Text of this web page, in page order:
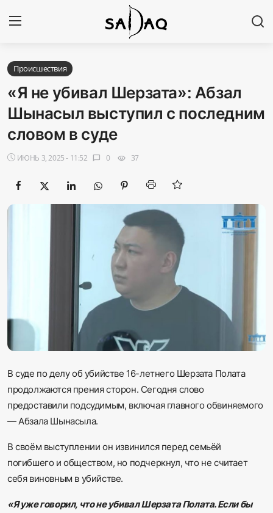
Авторизоваться
Наши контакты
Новости
Политика
Sadaq TV
Мир
Происшествия
«Я не убивал Шерзата»: Абзал
Шынасыл выступил с последним
словом в суде
ИЮНЬ 3, 2025 - 11:52 chat_bubble 0 visibility 37
В суде по делу об убийстве 16-летнего Шерзата Полата
продолжаются прения сторон. Сегодня слово
предоставили подсудимым, включая главного обвиняемого
— Абзала Шынасыла.
В своём выступлении он извинился перед семьёй
погибшего и обществом, но подчеркнул, что не считает
себя виновным в убийстве.
«Я уже говорил, что не убивал Шерзата Полата. Если бы